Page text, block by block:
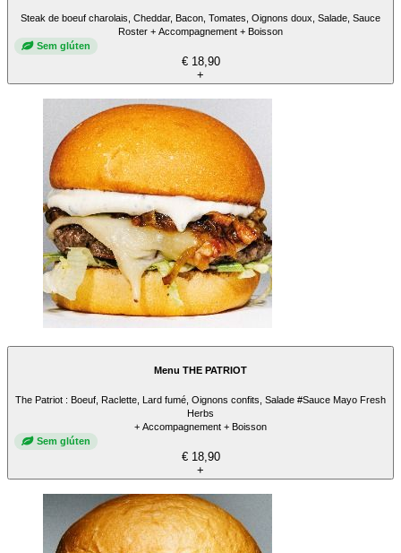
Steak de boeuf charolais, Cheddar, Bacon, Tomates, Oignons doux, Salade, Sauce
Roster + Accompagnement + Boisson
Sem glúten
€ 18,90
+
Menu THE PATRIOT
The Patriot : Boeuf, Raclette, Lard fumé, Oignons confits, Salade #Sauce Mayo Fresh
Herbs
+ Accompagnement + Boisson
Sem glúten
€ 18,90
+